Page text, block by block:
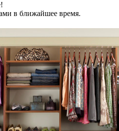
в ближайшее время.